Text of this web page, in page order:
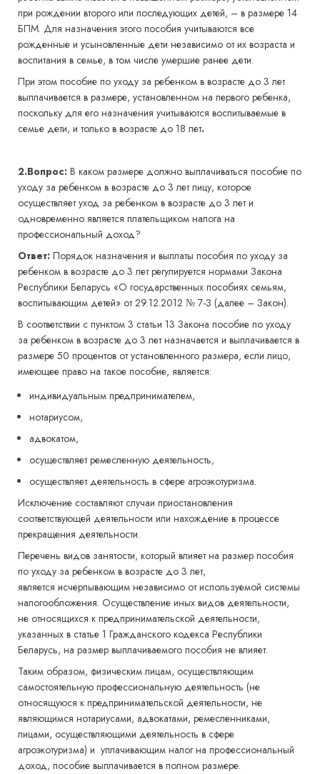
при рождении второго или последующих детей, – в размере 14
БПМ. Для назначения этого пособия учитываются все
рожденные и усыновленные дети независимо от их возраста и
воспитания в семье, в том числе умершие ранее дети.
При этом пособие по уходу за ребенком в возрасте до 3 лет
выплачивается в размере, установленном на первого ребенка,
поскольку для его назначения учитываются воспитываемые в
семье дети, и только в возрасте до 18 лет.
2.Вопрос: В каком размере должно выплачиваться пособие по
уходу за ребенком в возрасте до 3 лет лицу, которое
осуществляет уход за ребенком в возрасте до 3 лет и
одновременно является плательщиком налога на
профессиональный доход?
Ответ: Порядок назначения и выплаты пособия по уходу за
ребенком в возрасте до 3 лет регулируется нормами Закона
Республики Беларусь «О государственных пособиях семьям,
воспитывающим детей» от 29.12.2012 № 7-З (далее – Закон).
В соответствии с пунктом 3 статьи 13 Закона пособие по уходу
за ребенком в возрасте до 3 лет назначается и выплачивается в
размере 50 процентов от установленного размера, если лицо,
имеющее право на такое пособие, является:
индивидуальным предпринимателем,
нотариусом,
адвокатом,
осуществляет ремесленную деятельность,
осуществляет деятельность в сфере агроэкотуризма.
Исключение составляют случаи приостановления
соответствующей деятельности или нахождение в процессе
прекращения деятельности.
Перечень видов занятости, который влияет на размер пособия
по уходу за ребенком в возрасте до 3 лет,
является исчерпывающим независимо от используемой системы
налогообложения. Осуществление иных видов деятельности,
не относящихся к предпринимательской деятельности,
указанных в статье 1 Гражданского кодекса Республики
Беларусь, на размер выплачиваемого пособия не влияет.
Таким образом, физическим лицам, осуществляющим
самостоятельную профессиональную деятельность (не
относящуюся к предпринимательской деятельности, не
являющимся нотариусами, адвокатами, ремесленниками,
лицами, осуществляющими деятельность в сфере
агроэкотуризма) и уплачивающим налог на профессиональный
доход, пособие выплачивается в полном размере.